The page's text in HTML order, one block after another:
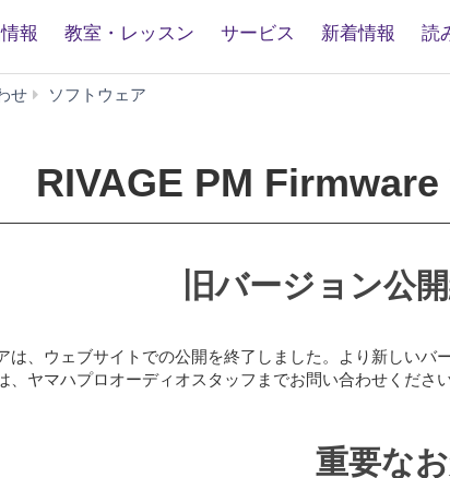
報 教室・レッスン サービス 新着情報 読
せ ソフトウェア
(旧
RIVAGE PM
旧バージョン公
は、ウェブサイトでの公開を終了しました。より新しいバ
、ヤマハプロオーディオスタッフまでお問い合わせください
重要な